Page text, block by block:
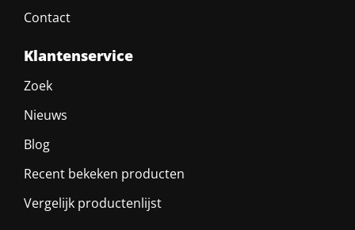
Contact
Klantenservice
Zoek
Nieuws
Blog
Recent bekeken producten
Vergelijk productenlijst